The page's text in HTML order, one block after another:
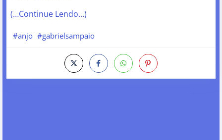
(…Continue Lendo…)
#anjo #gabrielsampaio